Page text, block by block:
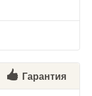
Гарантия